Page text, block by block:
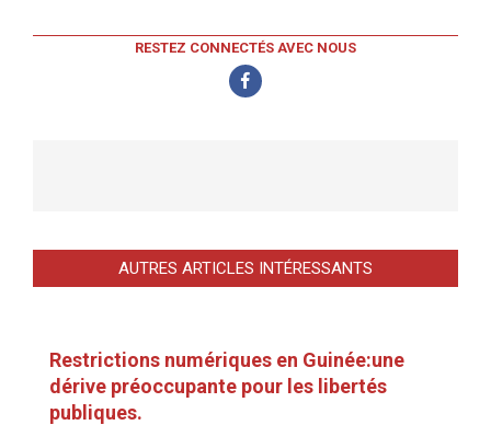
RESTEZ CONNECTÉS AVEC NOUS
AUTRES ARTICLES INTÉRESSANTS
Restrictions numériques en Guinée:une
dérive préoccupante pour les libertés
publiques.